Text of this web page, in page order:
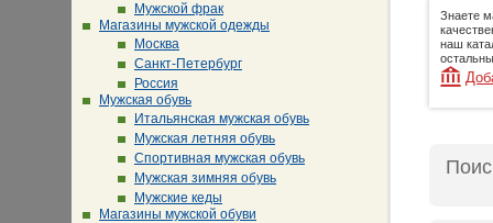
Мужской фрак
Магазины мужской одежды
Москва
Санкт-Петербург
Россия
Мужская обувь
Итальянская мужская обувь
Мужская летняя обувь
Спортивная мужская обувь
Мужская зимняя обувь
Мужские кеды
Магазины мужской обуви
Знаете
наш